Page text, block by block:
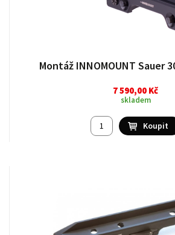
Montáž INNOMOUNT Sauer
7 590,00 Kč
skladem